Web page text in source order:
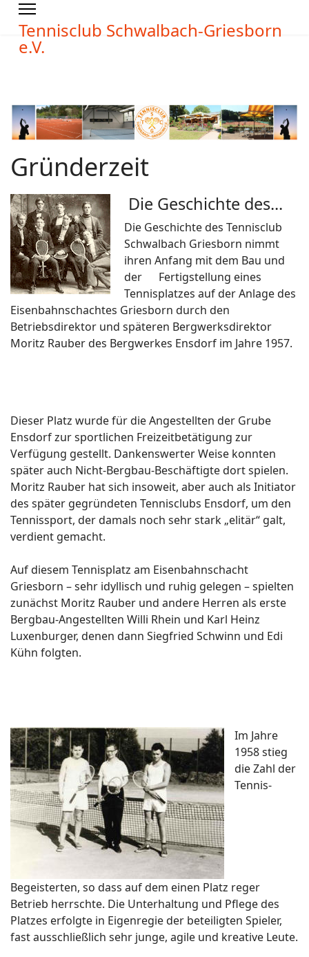
Tennisclub Schwalbach-Griesborn
e.V.
Gründerzeit
Die Geschichte des...
Die Geschichte des Tennisclub
Schwalbach Griesborn nimmt
ihren Anfang mit dem Bau und
der Fertigstellung eines
Tennisplatzes auf der Anlage des
Eisenbahnschachtes Griesborn durch den
Betriebsdirektor und späteren Bergwerksdirektor
Moritz Rauber des Bergwerkes Ensdorf im Jahre 1957.
Dieser Platz wurde für die Angestellten der Grube
Ensdorf zur sportlichen Freizeitbetätigung zur
Verfügung gestellt. Dankenswerter Weise konnten
später auch Nicht-Bergbau-Beschäftigte dort spielen.
Moritz Rauber hat sich insoweit, aber auch als Initiator
des später gegründeten Tennisclubs Ensdorf, um den
Tennissport, der damals noch sehr stark „elitär“ galt,
verdient gemacht.
Auf diesem Tennisplatz am Eisenbahnschacht
Griesborn – sehr idyllisch und ruhig gelegen – spielten
zunächst Moritz Rauber und andere Herren als erste
Bergbau-Angestellten Willi Rhein und Karl Heinz
Luxenburger, denen dann Siegfried Schwinn und Edi
Kühn folgten.
Im Jahre
1958 stieg
die Zahl der
Tennis-
Begeisterten, so dass auf dem einen Platz reger
Betrieb herrschte. Die Unterhaltung und Pflege des
Platzes erfolgte in Eigenregie der beteiligten Spieler,
fast ausschließlich sehr junge, agile und kreative Leute.